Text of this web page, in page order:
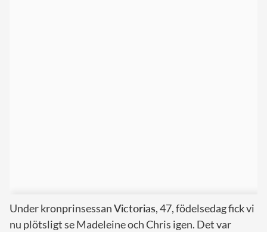
Under kronprinsessanVictorias, 47, födelsedag fick vi
nu plötsligt se Madeleine och Chris igen. Det var